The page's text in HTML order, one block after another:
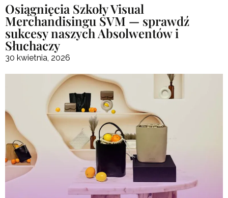
Osiągnięcia Szkoły Visual
Merchandisingu SVM — sprawdź
sukcesy naszych Absolwentów i
Słuchaczy
30 kwietnia, 2026